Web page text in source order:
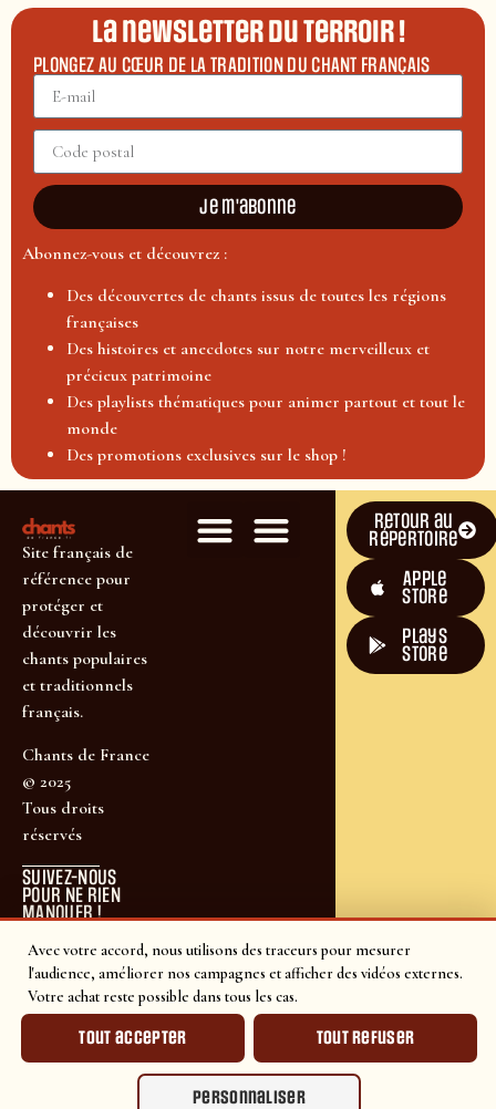
Avec votre accord, nous utilisons des traceurs pour mesurer
l'audience, améliorer nos campagnes et afficher des vidéos externes.
Votre achat reste possible dans tous les cas.
Tout accepter Tout refuser
Personnaliser
La newsletter du terroir !
PLONGEZ AU CŒUR DE LA TRADITION DU CHANT FRANÇAIS
Je m'abonne
Abonnez-vous et découvrez :
Des découvertes de chants issus de toutes les régions
françaises
Des histoires et anecdotes sur notre merveilleux et
précieux patrimoine
Des playlists thématiques pour animer partout et tout le
monde
Des promotions exclusives sur le shop !
Site français de
référence pour
protéger et
découvrir les
chants populaires
et traditionnels
français.
Chants de France
© 2025
Tous droits
réservés
SUIVEZ-NOUS
POUR NE RIEN
MANQUER !
Retour au
répertoire
Apple
Store
plays
store